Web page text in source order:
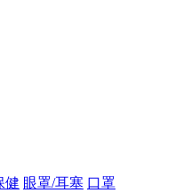
健 眼罩/耳塞 口罩